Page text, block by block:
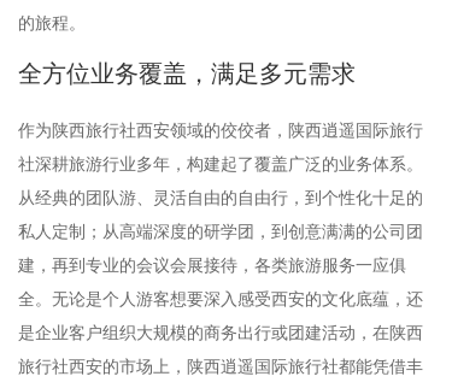
的旅程。
全方位业务覆盖，满足多元需求
作为陕西旅行社西安领域的佼佼者，陕西逍遥国际旅行
社深耕旅游行业多年，构建起了覆盖广泛的业务体系。
从经典的团队游、灵活自由的自由行，到个性化十足的
私人定制；从高端深度的研学团，到创意满满的公司团
建，再到专业的会议会展接待，各类旅游服务一应俱
全。无论是个人游客想要深入感受西安的文化底蕴，还
是企业客户组织大规模的商务出行或团建活动，在陕西
旅行社西安的市场上，陕西逍遥国际旅行社都能凭借丰